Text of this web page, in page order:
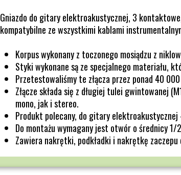
Gniazdo do gitary elektroakustycznej, 3
kompatybilne ze wszystkimi kablami
Korpus wykonany z toczonego mosiądzu z
Styki wykonane są ze specjalnego materiału,
Przetestowaliśmy te złącza przez ponad 40
Złącze składa się z długiej tulei gwintowanej
mono, jak i stereo.
Produkt polecany, do gitary elektroakustycznej
Do montażu wymagany jest otwór o średnicy 1/
Zawiera nakrętki, podkładki i nakrętkę zaczepu